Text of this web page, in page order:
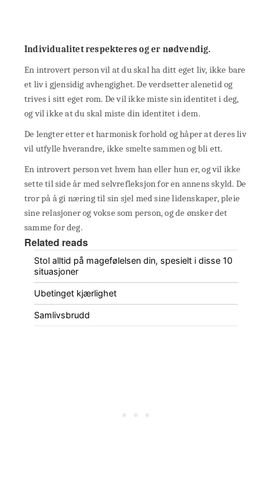
Individualitet respekteres og er nødvendig.
En introvert person vil at du skal ha ditt eget liv, ikke bare
et liv i gjensidig avhengighet. De verdsetter alenetid og
trives i sitt eget rom. De vil ikke miste sin identitet i deg,
og vil ikke at du skal miste din identitet i dem.
De lengter etter et harmonisk forhold og håper at deres liv
vil utfylle hverandre, ikke smelte sammen og bli ett.
En introvert person vet hvem han eller hun er, og vil ikke
sette til side år med selvrefleksjon for en annens skyld. De
tror på å gi næring til sin sjel med sine lidenskaper, pleie
sine relasjoner og vokse som person, og de ønsker det
samme for deg.
Related reads
Stol alltid på magefølelsen din, spesielt i disse 10
situasjoner
Ubetinget kjærlighet
Samlivsbrudd